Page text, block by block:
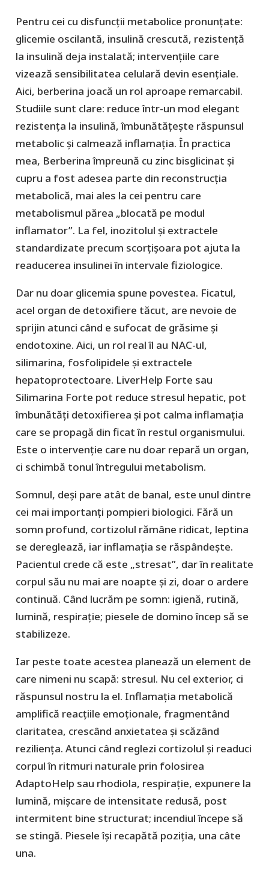
Pentru cei cu disfuncții metabolice pronunțate:
glicemie oscilantă, insulină crescută, rezistență
la insulină deja instalată; intervențiile care
vizează sensibilitatea celulară devin esențiale.
Aici, berberina joacă un rol aproape remarcabil.
Studiile sunt clare: reduce într-un mod elegant
rezistența la insulină, îmbunătățește răspunsul
metabolic și calmează inflamația. În practica
mea, Berberina împreună cu zinc bisglicinat și
cupru a fost adesea parte din reconstrucția
metabolică, mai ales la cei pentru care
metabolismul părea „blocată pe modul
inflamator”. La fel, inozitolul și extractele
standardizate precum scorțișoara pot ajuta la
readucerea insulinei în intervale fiziologice.
Dar nu doar glicemia spune povestea. Ficatul,
acel organ de detoxifiere tăcut, are nevoie de
sprijin atunci când e sufocat de grăsime și
endotoxine. Aici, un rol real îl au NAC-ul,
silimarina, fosfolipidele și extractele
hepatoprotectoare. LiverHelp Forte sau
Silimarina Forte pot reduce stresul hepatic, pot
îmbunătăți detoxifierea și pot calma inflamația
care se propagă din ficat în restul organismului.
Este o intervenție care nu doar repară un organ,
ci schimbă tonul întregului metabolism.
Somnul, deși pare atât de banal, este unul dintre
cei mai importanți pompieri biologici. Fără un
somn profund, cortizolul rămâne ridicat, leptina
se dereglează, iar inflamația se răspândește.
Pacientul crede că este „stresat”, dar în realitate
corpul său nu mai are noapte și zi, doar o ardere
continuă. Când lucrăm pe somn: igienă, rutină,
lumină, respirație; piesele de domino încep să se
stabilizeze.
Iar peste toate acestea planează un element de
care nimeni nu scapă: stresul. Nu cel exterior, ci
răspunsul nostru la el. Inflamația metabolică
amplifică reacțiile emoționale, fragmentând
claritatea, crescând anxietatea și scăzând
reziliența. Atunci când reglezi cortizolul și readuci
corpul în ritmuri naturale prin folosirea
AdaptoHelp sau rhodiola, respirație, expunere la
lumină, mișcare de intensitate redusă, post
intermitent bine structurat; incendiul începe să
se stingă. Piesele își recapătă poziția, una câte
una.